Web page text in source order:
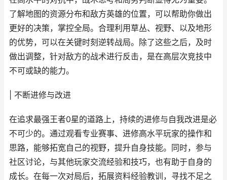
了解地图的资源分布和敌方英雄的位置，可以帮助你做出
更好的决策，掌控全局。合理利用草丛、视野、以及地形
的优势，可以在关键时刻逆转战局。除了这些之后，及时
做出调整，针对敌方的战术进行反击，是在高层次竞技中
不可或缺的能力。
| 不断进修与改进
在追求最强王者0星的道路上，持续的进修与自我改进是必
不可少的。通过观看专业赛事、进修高水平玩家的操作和
思路，能够拓宽自己的视野，提升自身技能。同时，参与
社区讨论，与其他玩家交流经验和技巧，也有助于自身的
成长。在每一次对局后，拓展资料经验教训，寻找不足之